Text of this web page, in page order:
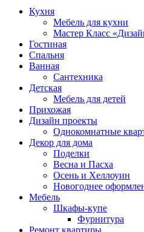
Кухня
Мебель для кухни
Мастер Класс
Гостиная
Спальня
Ванная
Сантехника
Детская
Мебель для детей
Прихожая
Дизайн проекты
Однокомнатные
Декор для дома
Поделки
Весна и Пасха
Осень и Хеллоуин
Новогоднее
Мебель
Шкафы-купе
Фурнитура
Ремонт квартиры